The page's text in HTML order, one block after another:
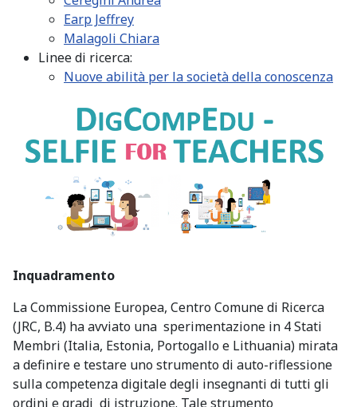
Earp Jeffrey
Malagoli Chiara
Linee di ricerca:
Nuove abilità per la società della conoscenza
Inquadramento
La Commissione Europea, Centro Comune di Ricerca
(JRC, B.4) ha avviato una sperimentazione in 4 Stati
Membri (Italia, Estonia, Portogallo e Lithuania) mirata
a definire e testare uno strumento di auto-riflessione
sulla competenza digitale degli insegnanti di tutti gli
ordini e gradi di istruzione. Tale strumento